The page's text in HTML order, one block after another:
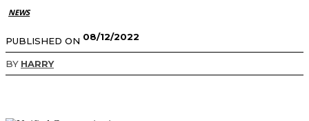
NEWS
PUBLISHED ON 08/12/2022
BY HARRY